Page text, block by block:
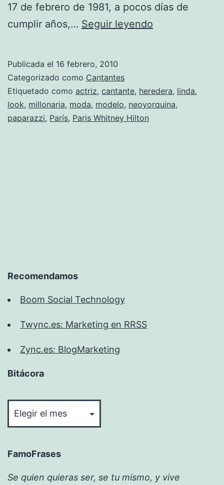
17 de febrero de 1981, a pocos días de
cumplir años,… Seguir leyendo
con
muchas
Publicada el 16 febrero, 2010
Categorizado como Cantantes
Etiquetado como actriz, cantante, heredera, linda,
look, millonaria, moda, modelo, neoyorquina,
paparazzi, París, Paris Whitney Hilton
Recomendamos
Boom Social Technology
Twync.es: Marketing en RRSS
Zync.es: BlogMarketing
Bitácora
FamoFrases
Se quien quieras ser, se tu mismo, y vive